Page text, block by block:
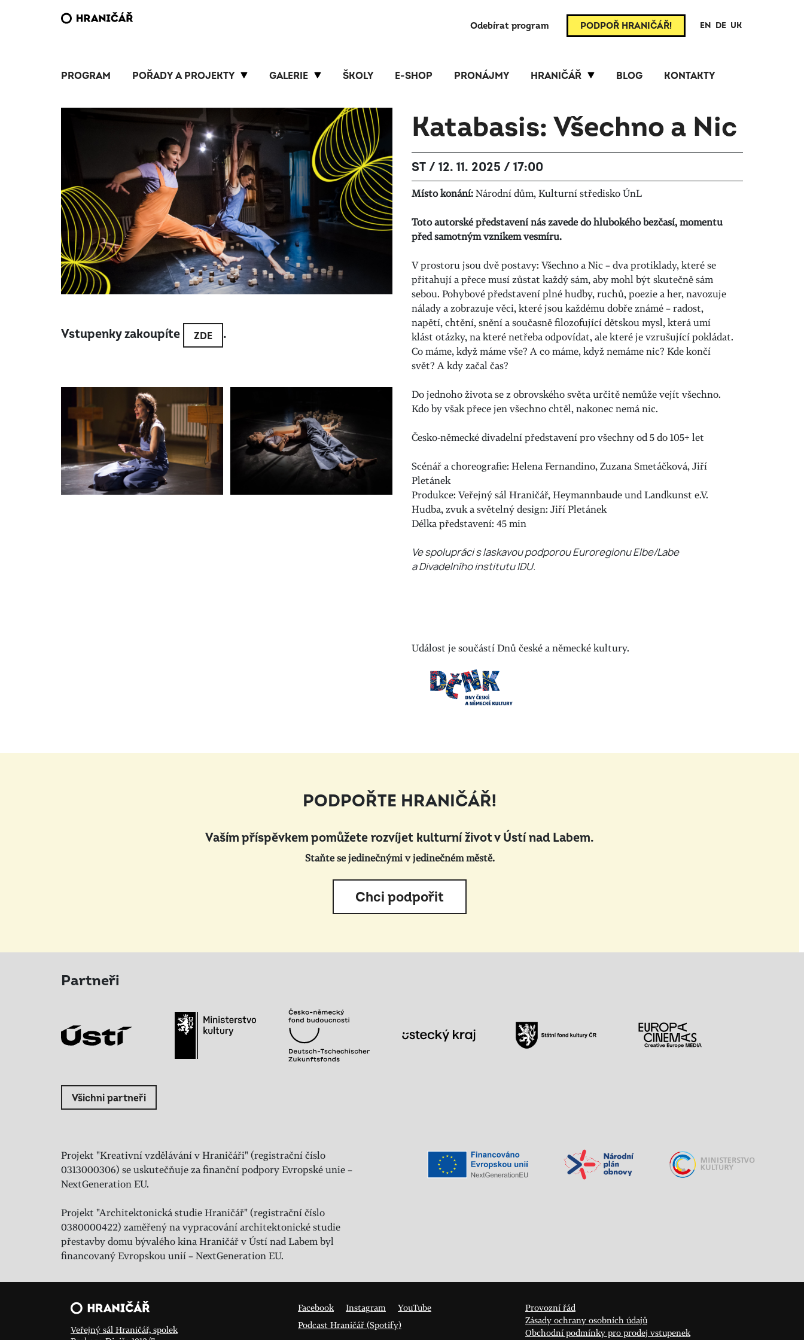
Odebírat program PODPOŘ HRANIČÁŘ! EN DE UK
PROGRAM POŘADY A PROJEKTY GALERIE ŠKOLY E-SHOP PRONÁJMY HRANIČÁŘ BLOG KONTAKTY
Katabasis: Všechno a Nic
ST / 12. 11. 2025 / 17:00
Místo konání:Národní dům, Kulturní středisko ÚnL
Toto autorské představení nás zavede do hlubokého bezčasí, momentu
před samotným vznikem vesmíru.
V prostoru jsou dvě postavy: Všechno a Nic – dva protiklady, které se
přitahují a přece musí zůstat každý sám, aby mohl být skutečně sám
sebou. Pohybové představení plné hudby, ruchů, poezie a her, navozuje
nálady a zobrazuje věci, které jsou každému dobře známé – radost,
napětí, chtění, snění a současně filozofující dětskou mysl, která umí
klást otázky, na které netřeba odpovídat, ale které je vzrušující pokládat.
Co máme, když máme vše? A co máme, když nemáme nic? Kde končí
svět? A kdy začal čas?
Do jednoho života se z obrovského světa určitě nemůže vejít všechno.
Kdo by však přece jen všechno chtěl, nakonec nemá nic.
Česko-německé divadelní představení pro všechny od 5 do 105+ let
Scénář a choreografie: Helena Fernandino, Zuzana Smetáčková, Jiří
Pletánek
Produkce: Veřejný sál Hraničář, Heymannbaude und Landkunst e.V.
Hudba, zvuk a světelný design: Jiří Pletánek
Délka představení: 45 min
Ve spolupráci s laskavou podporou Euroregionu Elbe/Labe
a Divadelního institutu IDU.
Událost je součástí Dnů české a německé kultury.
Vstupenky zakoupíte ZDE .
PODPOŘTE HRANIČÁŘ!
Vaším příspěvkem pomůžete rozvíjet kulturní život v Ústí nad Labem.
Staňte se jedinečnými v jedinečném městě.
Chci podpořit
Partneři
Všichni partneři
Projekt "Kreativní vzdělávání v Hraničáři" (registrační číslo
0313000306) se uskutečňuje za finanční podpory Evropské unie –
NextGeneration EU.
Projekt "Architektonická studie Hraničář" (registrační číslo
0380000422) zaměřený na vypracování architektonické studie
přestavby domu bývalého kina Hraničář v Ústí nad Labem byl
financovaný Evropskou unií – NextGeneration EU.
Veřejný sál Hraničář, spolek
Facebook Instagram
YouTube
Podcast Hraničář (Spotify)
Provozní řád
Zásady ochrany osobních údajů
Obchodní podmínky pro prodej vstupenek